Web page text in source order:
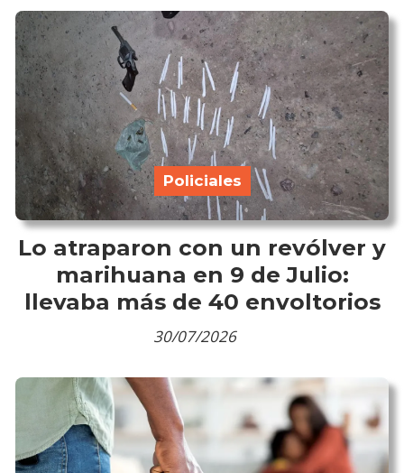
Lo atraparon con un revólver y
marihuana en 9 de Julio:
llevaba más de 40 envoltorios
Policiales
30/07/2026